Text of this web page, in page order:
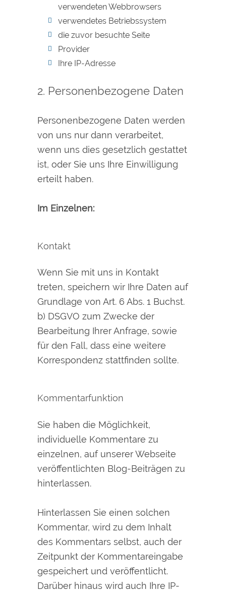
verwendeten Webbrowsers
verwendetes Betriebssystem
die zuvor besuchte Seite
Provider
Ihre IP-Adresse
2. Personenbezogene Daten
Personenbezogene Daten werden
von uns nur dann verarbeitet,
wenn uns dies gesetzlich gestattet
ist, oder Sie uns Ihre Einwilligung
erteilt haben.
Im Einzelnen:
Kontakt
Wenn Sie mit uns in Kontakt
treten, speichern wir Ihre Daten auf
Grundlage von Art. 6 Abs. 1 Buchst.
b) DSGVO zum Zwecke der
Bearbeitung Ihrer Anfrage, sowie
für den Fall, dass eine weitere
Korrespondenz stattfinden sollte.
Kommentarfunktion
Sie haben die Möglichkeit,
individuelle Kommentare zu
einzelnen, auf unserer Webseite
veröffentlichten Blog-Beiträgen zu
hinterlassen.
Hinterlassen Sie einen solchen
Kommentar, wird zu dem Inhalt
des Kommentars selbst, auch der
Zeitpunkt der Kommentareingabe
gespeichert und veröffentlicht.
Darüber hinaus wird auch Ihre IP-